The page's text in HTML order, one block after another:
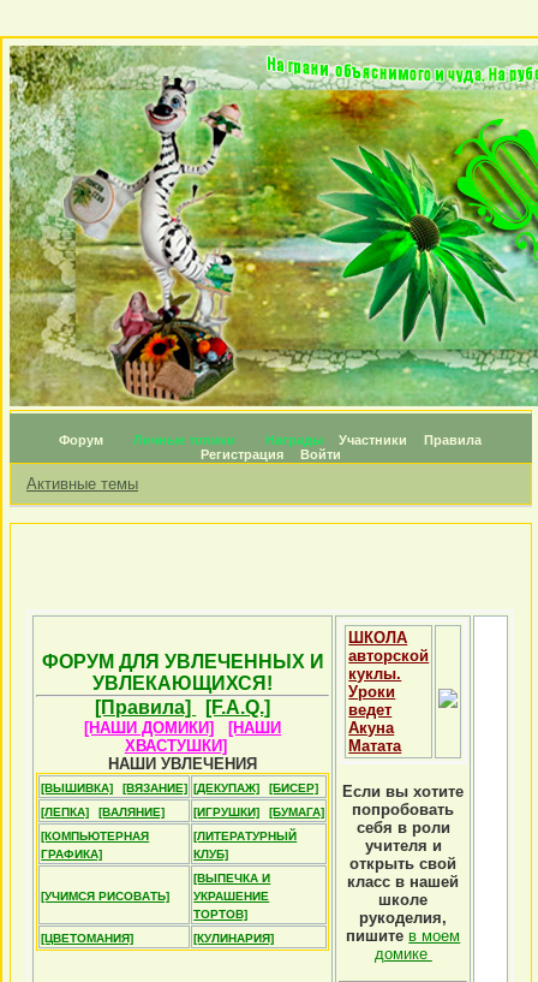
Форум Личные топики Награды Участники
Правила
Регистрация
Войти
Активные темы
ФОРУМ ДЛЯ УВЛЕЧЕННЫХ И
УВЛЕКАЮЩИХСЯ!
[Правила]
[F.A.Q.]
[НАШИ ДОМИКИ]
[НАШИ
ХВАСТУШКИ]
НАШИ УВЛЕЧЕНИЯ
[ВЫШИВКА] [ВЯЗАНИЕ] [ДЕКУПАЖ]
[БИСЕР]
[ЛЕПКА]
[ВАЛЯНИЕ] [ИГРУШКИ]
[БУМАГА]
[КОМПЬЮТЕРНАЯ
ГРАФИКА]
[ЛИТЕРАТУРНЫЙ
КЛУБ]
[УЧИМСЯ РИСОВАТЬ]
[ВЫПЕЧКА И
УКРАШЕНИЕ
ТОРТОВ]
[ЦВЕТОМАНИЯ]
[КУЛИНАРИЯ]
ШКОЛА
авторской
куклы.
Уроки
ведет
Акуна
Матата
Если вы хотите
попробовать
себя в роли
учителя и
открыть свой
класс в нашей
школе
рукоделия,
пишите в моем
домике